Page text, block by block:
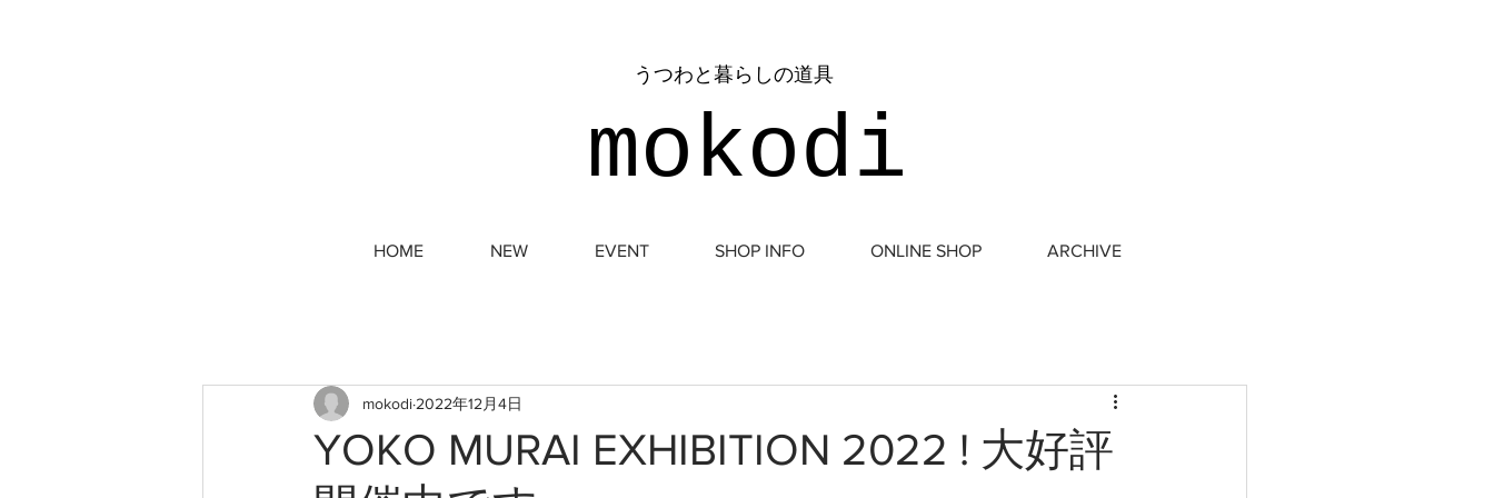
​うつわと暮らしの道具
mokodi
HOME NEW EVENT SHOP INFO ONLINE SHOP ARCHIVE
YOKO MURAI EXHIBITION 2022 ! 大好評
mokodi 2022年12月4日